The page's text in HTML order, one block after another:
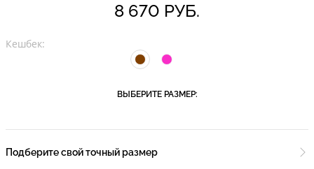
8 670 РУБ.
Кешбек:
ВЫБЕРИТЕ РАЗМЕР:
Подберите свой точный размер